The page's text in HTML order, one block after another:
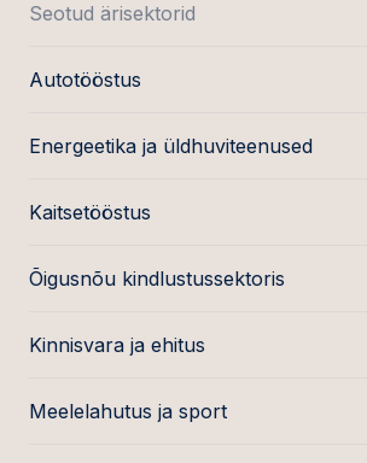
Seotud ärisektorid
Autotööstus
Energeetika ja üldhuviteenused
Kaitsetööstus
Õigusnõu kindlustussektoris
Kinnisvara ja ehitus
Meelelahutus ja sport